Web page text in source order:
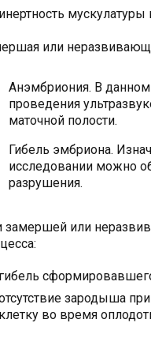
инертность мускулатуры
или
Анэмбриония. В
проведения
маточной полости.
Гибель эмбриона.
исследовании можно
разрушения.
замершей или
гибель
зародыша
клетку во время